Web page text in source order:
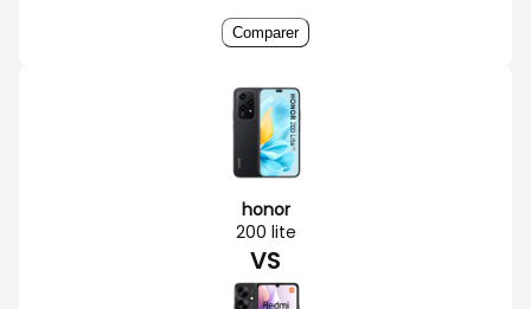
Comparer
honor
200 lite
VS